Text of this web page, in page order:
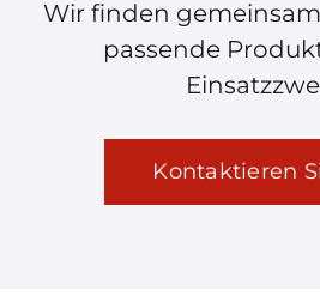
Wir finden
passende
Kontaktieren